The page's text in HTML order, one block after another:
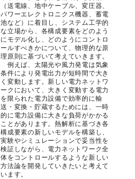
（送電線、地中ケーブル、変圧器、
パワーエレクトロニクス機器、蓄電
池など）に着目し、システム工学的
な立場から、各構成要素をどのよう
にモデル化し、どのようにコントロ
ールすべきかについて、物理的な原
理原則に基づいて考えていきます。
例えば、太陽光や風力発電は気象
条件により発電出力が短時間で大き
く変動します。新しい電力ネットワ
ークにおいて、大きく変動する電力
を限られた電力設備で効率的に輸
送・変換・貯蔵するためには、一時
的に電力設備に大きな負荷がかかる
ことがあります。熱解析に基づき各
構成要素の新しいモデルを構築し、
実験やシミュレーションで妥当性を
検証しながら、電力ネットワーク全
体をコントロールするような新しい
方法論を開発していきたいと考えて
います。